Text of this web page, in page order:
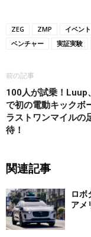
ZEG ZMP イベント
ベンチャー
実証実験
前の記事
100人が試乗！Luup
で初の電動キックボ
ラストワンマイルの
待！
関連記事
ロボ
アメ